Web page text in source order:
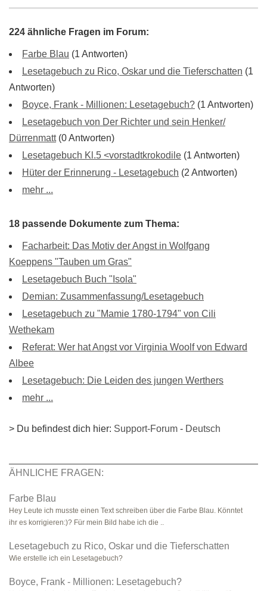
224 ähnliche Fragen im Forum:
Farbe Blau (1 Antworten)
Lesetagebuch zu Rico, Oskar und die Tieferschatten (1
Antworten)
Boyce, Frank - Millionen: Lesetagebuch? (1 Antworten)
Lesetagebuch von Der Richter und sein Henker/
Dürrenmatt(0 Antworten)
Lesetagebuch Kl.5 <vorstadtkrokodile (1 Antworten)
Hüter der Erinnerung - Lesetagebuch (2 Antworten)
mehr ...
18 passende Dokumente zum Thema:
Facharbeit: Das Motiv der Angst in Wolfgang
Koeppens "Tauben um Gras"
Lesetagebuch Buch "Isola"
Demian: Zusammenfassung/Lesetagebuch
Lesetagebuch zu "Mamie 1780-1794" von Cili
Wethekam
Referat: Wer hat Angst vor Virginia Woolf von Edward
Albee
Lesetagebuch: Die Leiden des jungen Werthers
mehr ...
> Du befindest dich hier: Support-Forum - Deutsch
ÄHNLICHE FRAGEN:
Farbe Blau
Hey Leute ich musste einen Text schreiben über die Farbe Blau. Könntet
ihr es korrigieren:)? Für mein Bild habe ich die ..
Lesetagebuch zu Rico, Oskar und die Tieferschatten
Wie erstelle ich ein Lesetagebuch?
Boyce, Frank - Millionen: Lesetagebuch?